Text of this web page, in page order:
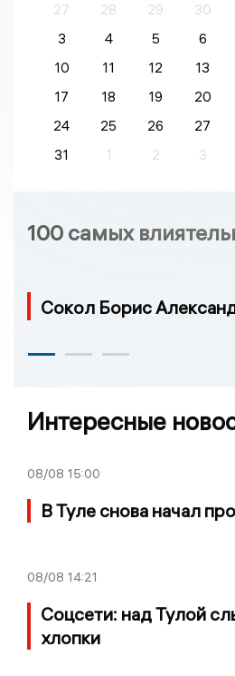
27
28 29 30
3
4 5 6
10
11 12 13
17
18 19 20
24
25 26 27
31
1 2 3
100 самых
Сокол Борис
Интересные
08/08 15:00
В Туле снова начал
08/08 14:21
Соцсети: над Тулой
хлопки